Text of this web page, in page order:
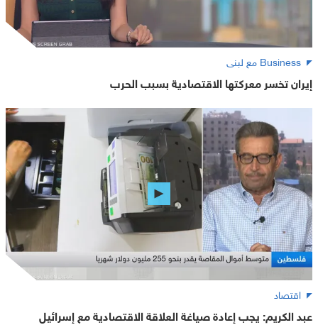
Business مع لبنى
إيران تخسر معركتها الاقتصادية بسبب الحرب
اقتصاد
عبد الكريم: يجب إعادة صياغة العلاقة الاقتصادية مع إسرائيل